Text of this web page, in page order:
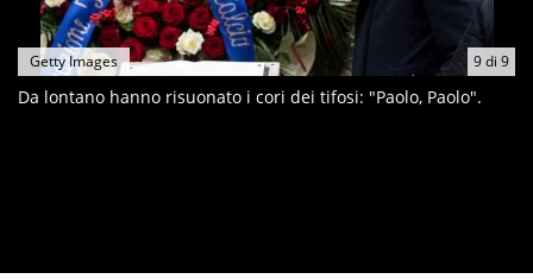
9di 9
Getty Images
Da lontano hanno risuonato i cori dei tifosi: "Paolo, Paolo".